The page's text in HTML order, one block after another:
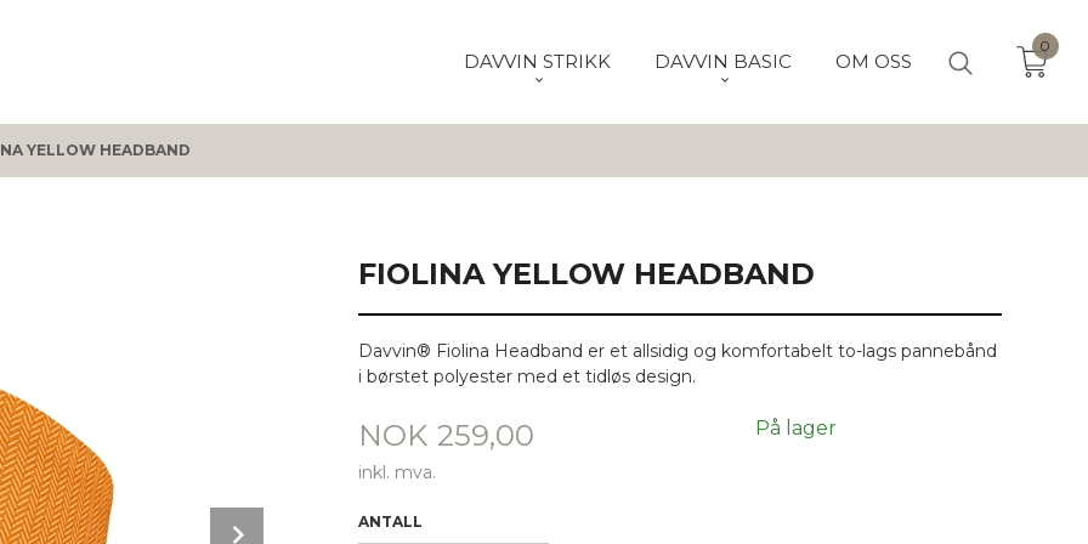
DAVVIN STRIKK DAVVIN BASIC OM OSS
0
YELLOW HEADBAND
FIOLINA YELLOW HEADBAND
Davvin® Fiolina Headband er et allsidig og komfortabelt to-lags pannebånd
i børstet polyester med et tidløs design.
Pris
NOK 259,00
inkl. mva.
På lager
ANTALL